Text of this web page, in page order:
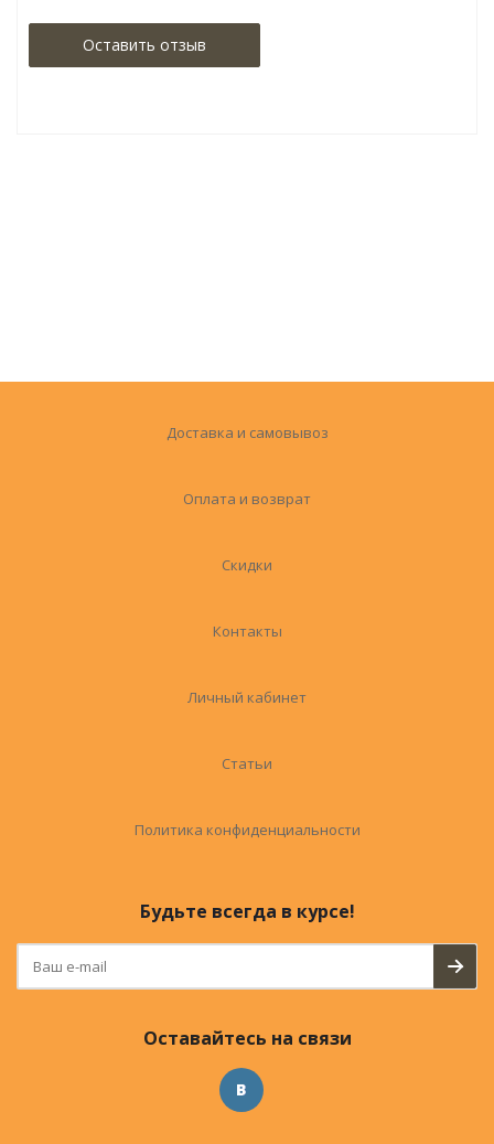
Оставить отзыв
Доставка и самовывоз
Оплата и возврат
Скидки
Контакты
Личный кабинет
Статьи
Политика конфиденциальности
Будьте всегда в курсе!
Оставайтесь на связи